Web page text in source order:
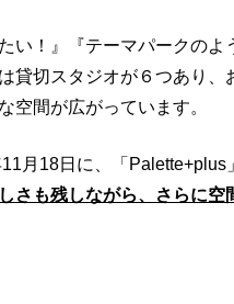
い！』『テーマパークのよ
貸切スタジオが６つあり、
空間が広がっています。
月18日に、「Palette+plus
さも残しながら、さらに空